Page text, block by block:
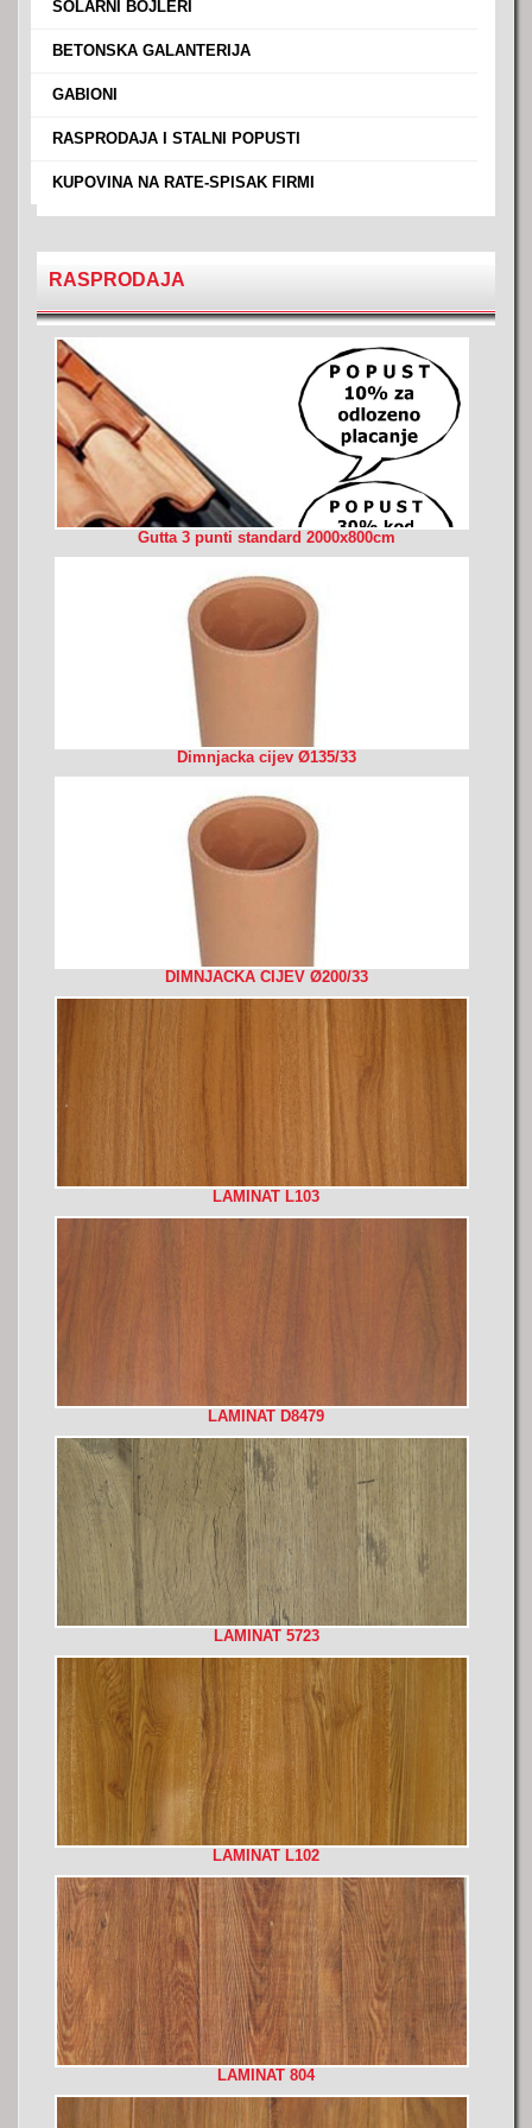
SOLARNI BOJLERI
BETONSKA GALANTERIJA
GABIONI
RASPRODAJA I STALNI POPUSTI
KUPOVINA NA RATE-SPISAK FIRMI
RASPRODAJA
Gutta 3 punti standard 2000x800cm
Dimnjacka cijev Ø135/33
DIMNJACKA CIJEV Ø200/33
LAMINAT L103
LAMINAT D8479
LAMINAT 5723
LAMINAT L102
LAMINAT 804